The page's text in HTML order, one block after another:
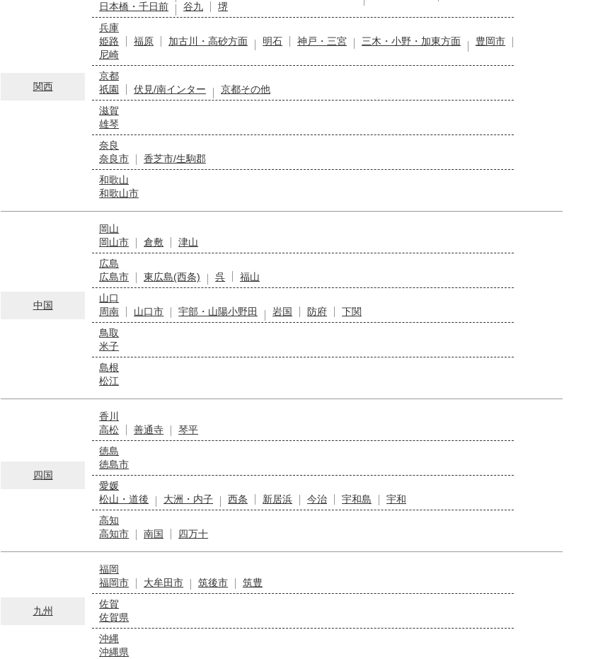
関西
日本橋・千日前
谷九
堺
兵庫
姫路
福原 加古川・高砂方面 明石 神戸・三宮 三木・小野・加東方面
豊岡市
尼崎
京都
祇園
伏見/南インター
京都その他
滋賀
雄琴
奈良
奈良市
香芝市/生駒郡
和歌山
和歌山市
中国
岡山
岡山市
倉敷
津山
広島
広島市
東広島(西条) 呉
福山
山口
周南
山口市 宇部・山陽小野田 岩国 防府
下関
鳥取
米子
島根
松江
四国
香川
高松
善通寺
琴平
徳島
徳島市
愛媛
松山・道後
大洲・内子 西条 新居浜 今治 宇和島
宇和
高知
高知市
南国 四万十
九州
福岡
福岡市
大牟田市 筑後市
筑豊
佐賀
佐賀県
沖縄
沖縄県